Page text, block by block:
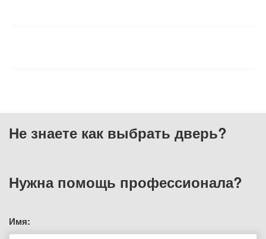
Не знаете как выбрать дверь?
Нужна помощь профессионала?
Имя: